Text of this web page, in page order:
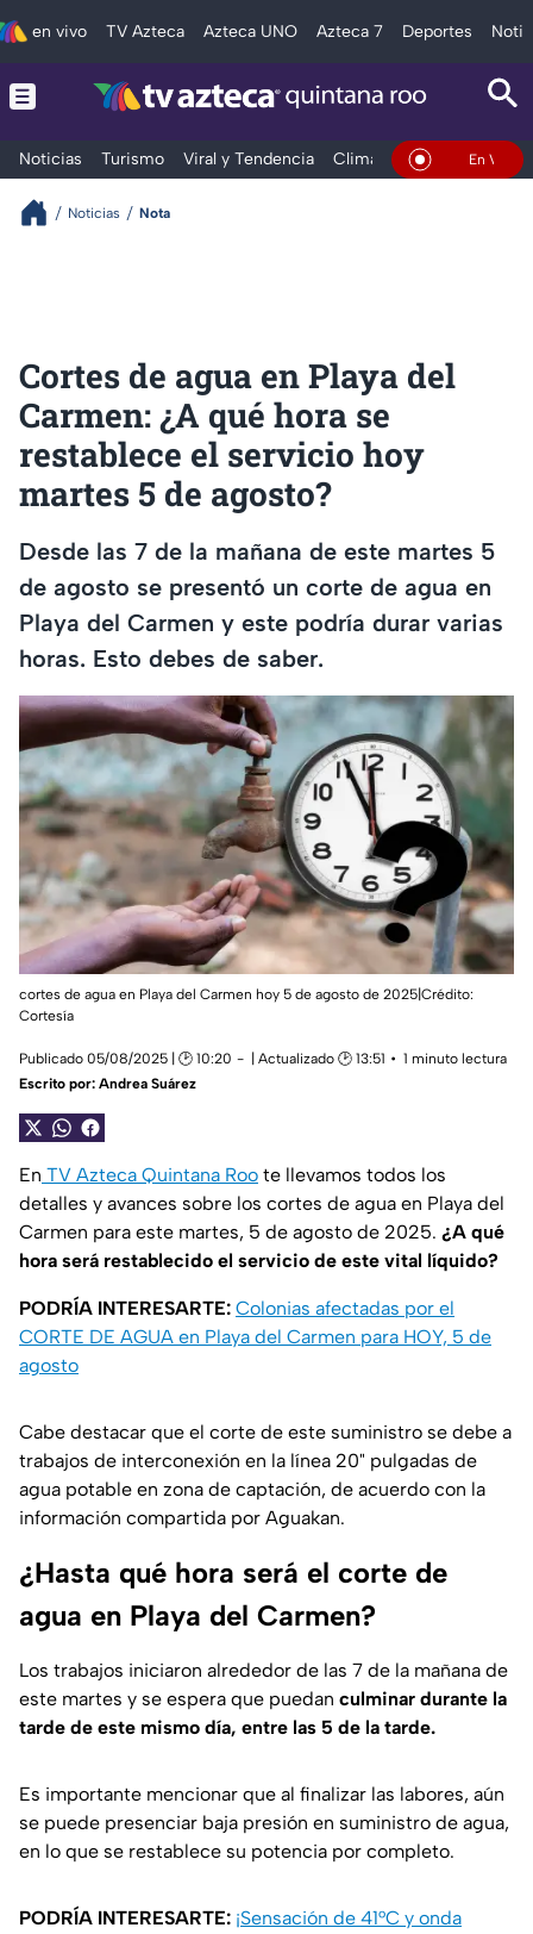
en vivo TV Azteca Azteca UNO Azteca 7 Deportes
Noticias Turismo Viral y Tendencia Clima Tráfico En Vivo
Noticias Nota
Cortes de agua en Playa del
Carmen: ¿A qué hora se
restablece el servicio hoy
martes 5 de agosto?
Desde las 7 de la mañana de este martes 5
de agosto se presentó un corte de agua en
Playa del Carmen y este podría durar varias
horas. Esto debes de saber.
cortes de agua en Playa del Carmen hoy 5 de agosto de 2025|Crédito:
Cortesía
Publicado 05/08/2025 | 🕑 10:20 | Actualizado 🕑 13:51
1 minuto lectura
Escrito por: Andrea Suárez
En TV Azteca Quintana Roo te llevamos todos los
detalles y avances sobre los cortes de agua en Playa del
Carmen para este martes, 5 de agosto de 2025. ¿A qué
hora será restablecido el servicio de este vital líquido?
PODRÍA INTERESARTE: Colonias afectadas por el
CORTE DE AGUA en Playa del Carmen para HOY, 5 de
agosto
Cabe destacar que el corte de este suministro se debe a
trabajos de interconexión en la línea 20" pulgadas de
agua potable en zona de captación, de acuerdo con la
información compartida por Aguakan.
¿Hasta qué hora será el corte de
agua en Playa del Carmen?
Los trabajos iniciaron alrededor de las 7 de la mañana de
este martes y se espera que puedan culminar durante la
tarde de este mismo día, entre las 5 de la tarde.
Es importante mencionar que al finalizar las labores, aún
se puede presenciar baja presión en suministro de agua,
en lo que se restablece su potencia por completo.
PODRÍA INTERESARTE: ¡Sensación de 41°C y onda